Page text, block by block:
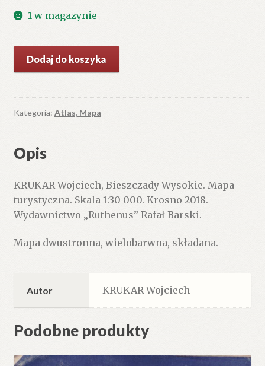
1 w magazynie
Bieszczady
Mapa
turystyczna.
000.
Dodaj do koszyka
Kategoria: Atlas, Mapa
Opis
KRUKAR Wojciech, Bieszczady Wysokie. Mapa
turystyczna. Skala 1:30 000. Krosno 2018.
Wydawnictwo „Ruthenus” Rafał Barski.
Mapa dwustronna, wielobarwna, składana.
Autor KRUKAR Wojciech
Podobne produkty